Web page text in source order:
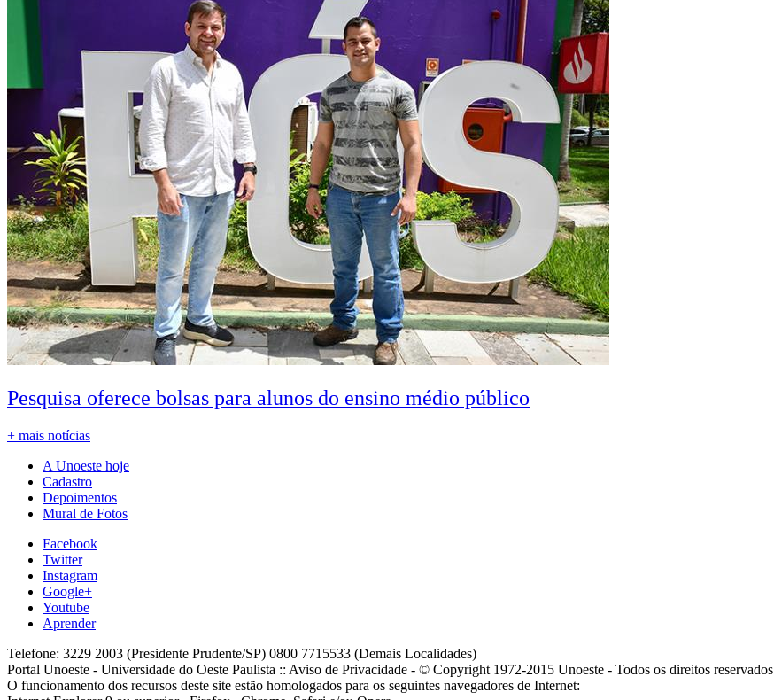
Pesquisa oferece bolsas para alunos do ensino médio público
+ mais notícias
A Unoeste hoje
Cadastro
Depoimentos
Mural de Fotos
Facebook
Twitter
Instagram
Google+
Youtube
Aprender
Telefone: 3229 2003 (Presidente Prudente/SP) 0800 7715533 (Demais Localidades)
Portal Unoeste - Universidade do Oeste Paulista :: Aviso de Privacidade - © Copyright 1972-2015 Unoeste - Todos os direitos reservados
O funcionamento dos recursos deste site estão homologados para os seguintes navegadores de Internet: